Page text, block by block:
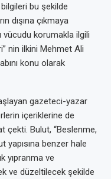
bu şekilde
dışına çıkmaya
vücudu korumakla ilgili
nin ilkini Mehmet Ali
konu olarak
gazeteci-yazar
içeriklerine de
çekti. Bulut, “Beslenme,
yapısına benzer hale
yıpranma ve
ve düzeltilecek şekilde